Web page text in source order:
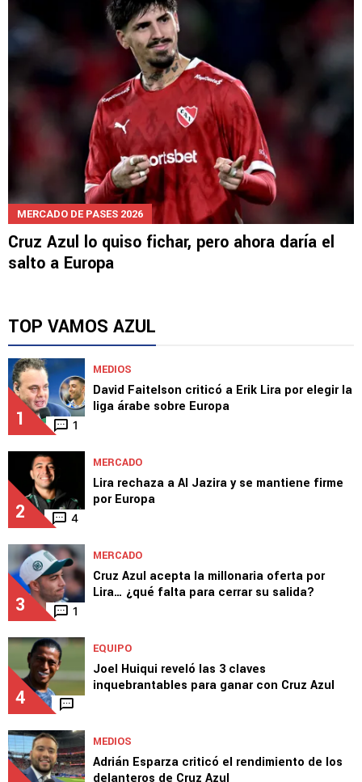
MERCADO DE PASES 2026
Cruz Azul lo quiso fichar, pero ahora daría el
salto a Europa
TOP VAMOS AZUL
1 1
MEDIOS
David Faitelson criticó a Erik Lira por elegir la
liga árabe sobre Europa
2 4
MERCADO
Lira rechaza a Al Jazira y se mantiene firme
por Europa
3 1
MERCADO
Cruz Azul acepta la millonaria oferta por
Lira… ¿qué falta para cerrar su salida?
4
EQUIPO
Joel Huiqui reveló las 3 claves
inquebrantables para ganar con Cruz Azul
MEDIOS
Adrián Esparza criticó el rendimiento de los
delanteros de Cruz Azul